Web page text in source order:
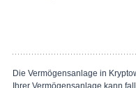
Die Vermögensanlage in
Ihrer Vermögensanlage kann